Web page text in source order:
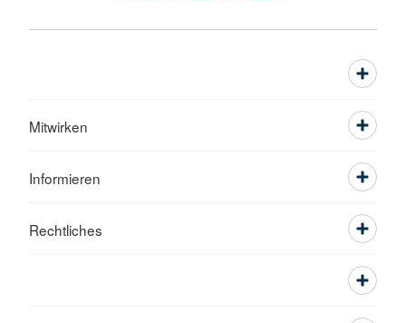
Mitwirken
Informieren
Rechtliches